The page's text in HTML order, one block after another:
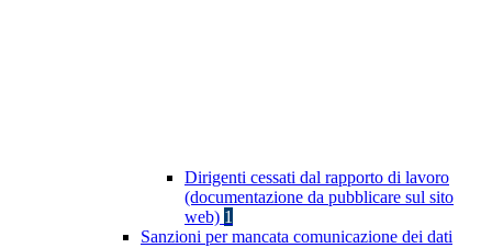
Dirigenti cessati dal rapporto di lavoro
(documentazione da pubblicare sul sito
web) 1
Sanzioni per mancata comunicazione dei dati